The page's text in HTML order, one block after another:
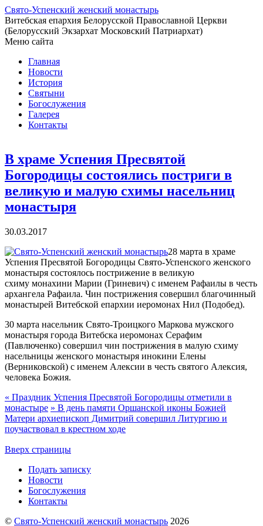
Свято-Успенский женский монастырь
Витебская епархия Белорусской Православной Церкви
(Белорусский Экзархат Московский Патриархат)
Меню сайта
Главная
Новости
История
Святыни
Богослужения
Галерея
Контакты
В храме Успения Пресвятой
Богородицы состоялись постриги в
великую и малую схимы насельниц
монастыря
30.03.2017
28 марта в храме
Успения Пресвятой Богородицы Свято-Успенского женского
монастыря состоялось пострижение в великую
схиму монахини Марии (Гриневич) с именем Рафаилы в честь
архангела Рафаила. Чин пострижения совершил благочинный
монастырей Витебской епархии иеромонах Нил (Подобед).
30 марта насельник Свято-Троицкого Маркова мужского
монастыря города Витебска иеромонах Серафим
(Павлюченко) совершил чин пострижения в малую схиму
насельницы женского монастыря инокини Елены
(Верниковской) с именем Алексии в честь святого Алексия,
человека Божия.
« Праздник Успения Пресвятой Богородицы отметили в
монастыре » В день памяти Оршанской иконы Божией
Матери архиепископ Димитрий совершил Литургию и
поучаствовал в крестном ходе
Вверх страницы
Подать записку
Новости
Богослужения
Контакты
© Свято-Успенский женский монастырь 2026